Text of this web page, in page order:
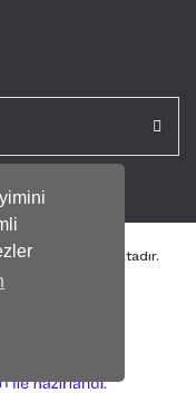
ile korunmaktadır.
e- ile